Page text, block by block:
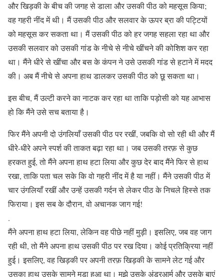
और खिड़की के बीच की जगह से डाला और उसकी पीठ को महसूस किया;
वह गहरी नींद में थी। मैं उसकी पीठ और सलवार के ऊपर ब्रा की पट्टियों
को महसूस कर सकता था। मैं उसकी पीठ को हर जगह सहला रहा था और
उसकी सलवार को उसकी गांड के नीचे से नीचे खींचने की कोशिश कर रहा
था। मैंने धीरे से खींचा और बस के कंपन ने उसे उसकी गांड से हटाने में मदद
की। अब मैं नीचे से अपना हाथ डालकर उसकी पीठ को छू सकता था।
इस बीच, मैं उल्टी करने का नाटक कर रहा था ताकि पड़ोसी को यह आभास
हो कि मैंने उसे सच बताया है।
फिर मैंने अपनी दो उंगलियाँ उसकी पीठ पर रखीं, जबकि वो सो रही थी और मैं
धीरे-धीरे अपने स्पर्श की ताकत बढ़ा रहा था। जब उसकी तरफ़ से कुछ
हरकत हुई, तो मैंने अपना हाथ हटा लिया और कुछ देर बाद मैंने फिर से हाथ
रखा, ताकि पता चल सके कि वो गहरी नींद में है या नहीं। मैंने उसकी पीठ में
चार उंगलियाँ रखीं और उन्हें उसकी गर्दन से लेकर पीठ के निचले हिस्से तक
फिराया। इस सब के दौरान, वो अचानक जाग गई!
.
मैंने अपना हाथ हटा लिया, लेकिन वह पीछे नहीं मुड़ी। इसलिए, जब वह जाग
रही थी, तो मैंने अपना हाथ उसकी पीठ पर रख दिया। कोई प्रतिक्रिया नहीं
हुई। इसलिए, वह खिड़की पर अपनी तरफ़ खिड़की के सामने लेट गई और
उसका हाथ उसके सामने मुड़ा हुआ था। मुझे उसके अंडरआर्म और उसके बाएं